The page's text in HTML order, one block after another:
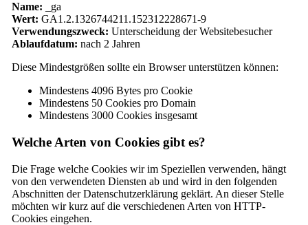
Name: _ga
Wert: GA1.2.1326744211.152312228671-9
Verwendungszweck: Unterscheidung der Websitebesucher
Ablaufdatum: nach 2 Jahren
Diese Mindestgrößen sollte ein Browser unterstützen können:
Mindestens 4096 Bytes pro Cookie
Mindestens 50 Cookies pro Domain
Mindestens 3000 Cookies insgesamt
Welche Arten von Cookies gibt es?
Die Frage welche Cookies wir im Speziellen verwenden, hängt
von den verwendeten Diensten ab und wird in den folgenden
Abschnitten der Datenschutzerklärung geklärt. An dieser Stelle
möchten wir kurz auf die verschiedenen Arten von HTTP-
Cookies eingehen.